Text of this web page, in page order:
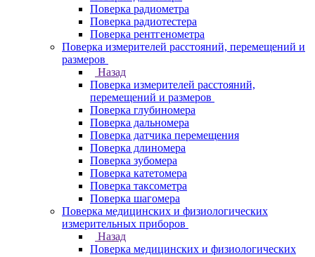
Поверка радиометра
Поверка радиотестера
Поверка рентгенометра
Поверка измерителей расстояний, перемещений и
размеров
Назад
Поверка измерителей расстояний,
перемещений и размеров
Поверка глубиномера
Поверка дальномера
Поверка датчика перемещения
Поверка длиномера
Поверка зубомера
Поверка катетомера
Поверка таксометра
Поверка шагомера
Поверка медицинских и физиологических
измерительных приборов
Назад
Поверка медицинских и физиологических